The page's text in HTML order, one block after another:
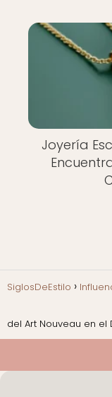
Joyería
SiglosDeEstilo
del Art Nouveau en